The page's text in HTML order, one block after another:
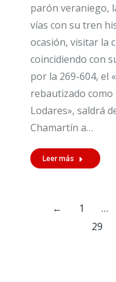
parón veraniego,
vías con su tren
ocasión, visitar la
coincidiendo con
por la 269-604, el
rebautizado como
Lodares», saldrá
Chamartín a…
Leer más
← 1 …
29